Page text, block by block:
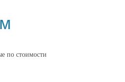
по стоимости